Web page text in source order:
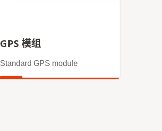
GPS 模组
Standard GPS module